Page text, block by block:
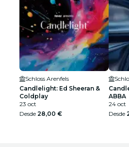
Schloss Arenfels
Candlelight: Ed Sheeran &
Coldplay
23 oct
Desde 28,00 €
ABBA
24 oct
Desde